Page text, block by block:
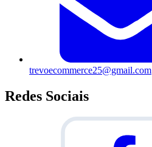
trevoecommerce25@gmail.com
Redes Sociais